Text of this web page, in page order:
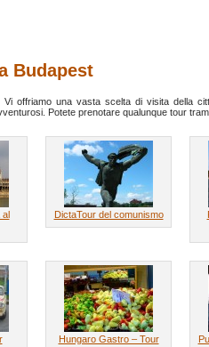
Budapest
offriamo una vasta scelta di visita della
Potete prenotare qualunque tour
al
DictaTour del comunismo
Hungaro Gastro – Tour